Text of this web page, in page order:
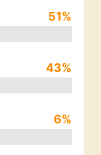
51%
43%
6%